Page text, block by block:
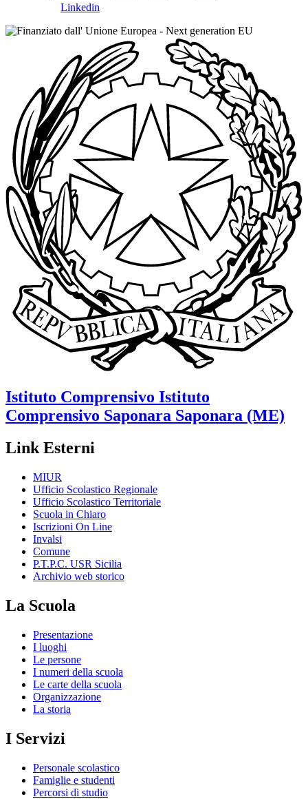
Linkedin
Istituto Comprensivo Istituto
Comprensivo Saponara Saponara (ME)
Link Esterni
MIUR
Ufficio Scolastico Regionale
Ufficio Scolastico Territoriale
Scuola in Chiaro
Iscrizioni On Line
Invalsi
Comune
P.T.P.C. USR Sicilia
Archivio web storico
La Scuola
Presentazione
I luoghi
Le persone
I numeri della scuola
Le carte della scuola
Organizzazione
La storia
I Servizi
Personale scolastico
Famiglie e studenti
Percorsi di studio